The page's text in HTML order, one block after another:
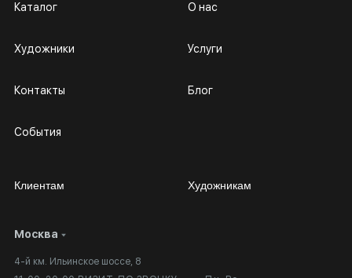
Москва
4-й км. Ильинское шоссе, 8
Каталог
Художники
Контакты
События
О нас
Услуги
Блог
Клиентам
Личный кабинет
Вопросы и ответы
Художникам
Сотрудничество
Выставка в галерее